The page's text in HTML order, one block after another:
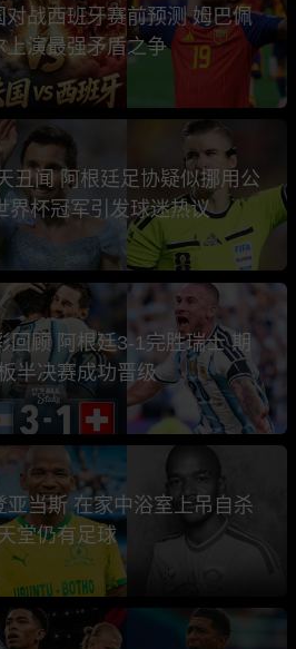
战西班牙赛前预测 姆巴佩
上演最强矛盾之争
丑闻 阿根廷足协疑似挪用公
界杯冠军引发球迷热议
回顾 阿根廷3-1完胜瑞士 期
半决赛成功晋级
当斯 在家中浴室上吊自杀
堂仍有足球